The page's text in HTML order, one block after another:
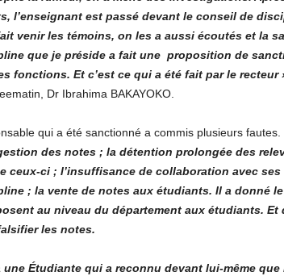
l’enseignant est passé devant le conseil de
venir les témoins, on les a aussi écoutés et la
que je préside a fait une proposition de
fonctions. Et c’est ce qui a été fait par le recteur
Dr Ibrahima BAKAYOKO.
qui a été sanctionné a commis plusieurs fautes.
des notes ; la détention prolongée des
ceux-ci ; l’insuffisance de collaboration avec
; la vente de notes aux étudiants. Il a donné
au niveau du département aux étudiants.
les notes.
une Étudiante qui a reconnu devant lui-même